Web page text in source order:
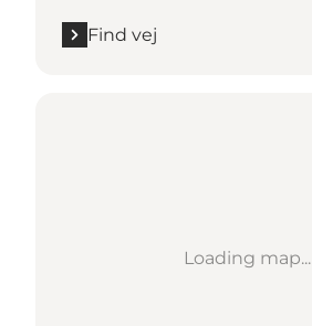
Find vej
Loading map...